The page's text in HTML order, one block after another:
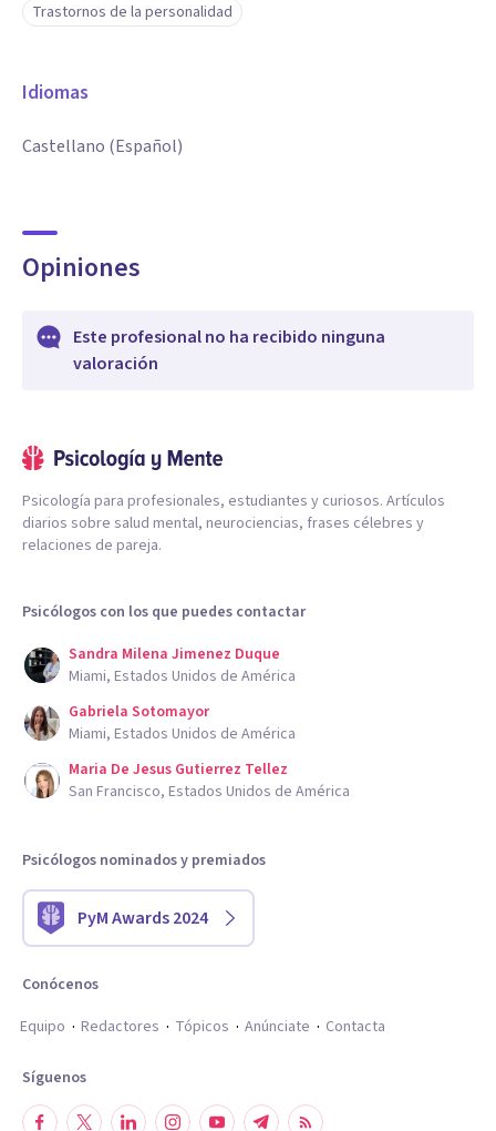
Trastornos de la personalidad
Idiomas
Castellano (Español)
Opiniones
Este profesional no ha recibido ninguna
valoración
Psicología para profesionales, estudiantes y curiosos. Artículos
diarios sobre salud mental, neurociencias, frases célebres y
relaciones de pareja.
Psicólogos con los que puedes contactar
Sandra Milena Jimenez Duque
Miami, Estados Unidos de América
Gabriela Sotomayor
Miami, Estados Unidos de América
Maria De Jesus Gutierrez Tellez
San Francisco, Estados Unidos de América
Psicólogos nominados y premiados
PyM Awards 2024
Conócenos
Equipo
Redactores Tópicos Anúnciate Contacta
Síguenos